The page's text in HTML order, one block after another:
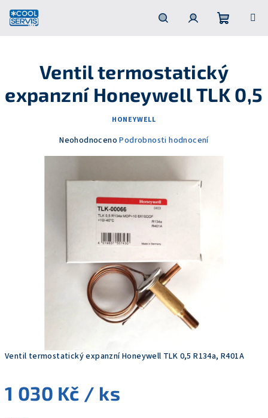
obsah
košík
Ventil termostatický expanzní Honeywell TLK 0,5 R134a, R401A
1 030 Kč / ks
Ventil termostatický
expanzní Honeywell TLK 0,5
HONEYWELL
Průměrné
hvězdiček.
Neohodnoceno Podrobnosti hodnocení